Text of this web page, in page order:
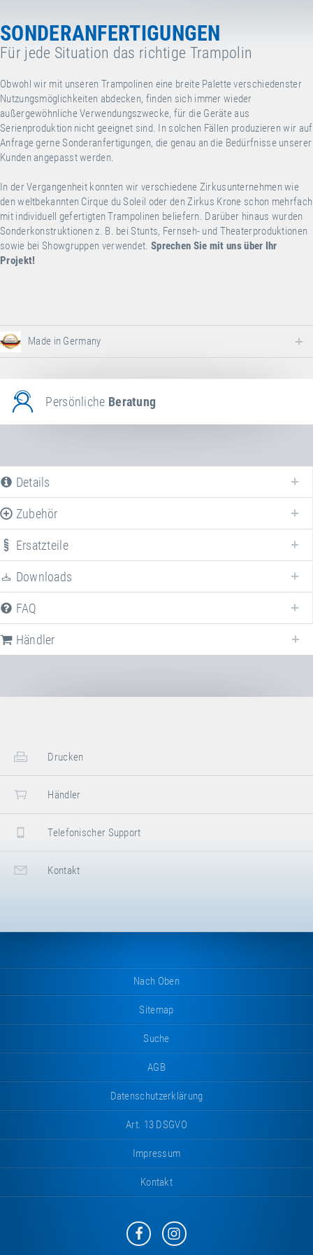
SONDERANFERTIGUNGEN
Für jede Situation das richtige Trampolin
Obwohl wir mit unseren Trampolinen eine breite Palette verschiedenster
Nutzungsmöglichkeiten abdecken, finden sich immer wieder
außergewöhnliche Verwendungszwecke, für die Geräte aus
Serienproduktion nicht geeignet sind. In solchen Fällen produzieren wir auf
Anfrage gerne Sonderanfertigungen, die genau an die Bedürfnisse unserer
Kunden angepasst werden.
In der Vergangenheit konnten wir verschiedene Zirkusunternehmen wie
den weltbekannten Cirque du Soleil oder den Zirkus Krone schon mehrfach
mit individuell gefertigten Trampolinen beliefern. Darüber hinaus wurden
Sonderkonstruktionen z. B. bei Stunts, Fernseh- und Theaterproduktionen
sowie bei Showgruppen verwendet. Sprechen Sie mit uns über Ihr
Projekt!
Made in Germany
Persönliche Beratung
Details
Zubehör
Erweitern Sie IhrSonderanfertigungenmit verschiedenem Zubehör!
Ersatzteile
Downloads
FAQ
Händler
Drucken
Händler
Telefonischer Support
Kontakt
Nach Oben
Sitemap
Suche
AGB
Datenschutzerklärung
Art. 13 DSGVO
Impressum
Kontakt
Eurotramp
auf
Eurotramp
auf